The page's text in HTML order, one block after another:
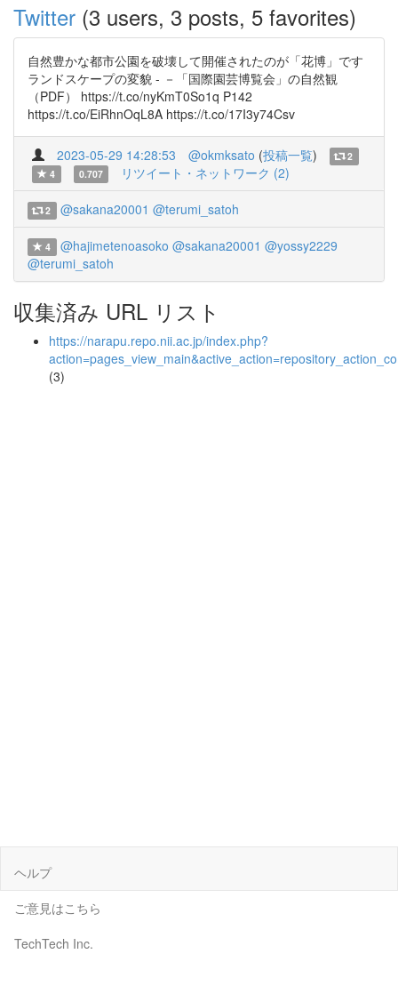
Twitter (3 users, 3 posts, 5 favorites)
自然豊かな都市公園を破壊して開催されたのが「花博」です
ランドスケープの変貌 - －「国際園芸博覧会」の自然観
（PDF） https://t.co/nyKmT0So1q P142
https://t.co/EiRhnOqL8A https://t.co/17I3y74Csv
2023-05-29 14:28:53 @okmksato (投稿一覧)
2
4
0.707 リツイート・ネットワーク (2)
2 @sakana20001 @terumi_satoh
4 @hajimetenoasoko @sakana20001 @yossy2229
@terumi_satoh
収集済み URL リスト
https://narapu.repo.nii.ac.jp/index.php?
(3)
ヘルプ
ご意見はこちら
TechTech Inc.